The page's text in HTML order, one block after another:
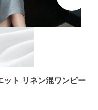
ット リネン混ワンピー